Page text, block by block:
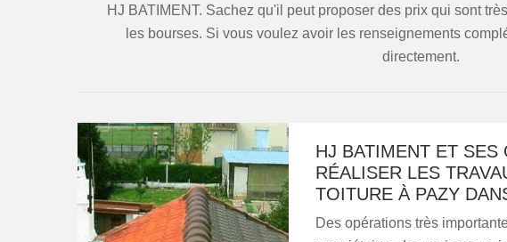
HJ BATIMENT. Sachez qu'il peut proposer des prix qui sont
les bourses. Si vous voulez avoir les renseignements
directement.
HJ BATIMENT ET SES
RÉALISER LES
TOITURE À PAZY
Des opérations très